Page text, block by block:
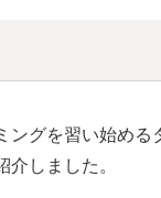
ングを習い始める
介しました。